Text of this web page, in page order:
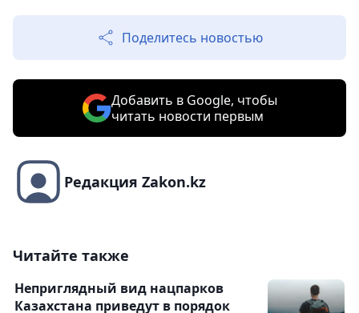
Поделитесь новостью
Добавить в Google, чтобы
читать новости первым
Редакция Zakon.kz
Читайте также
Неприглядный вид нацпарков
Казахстана приведут в порядок